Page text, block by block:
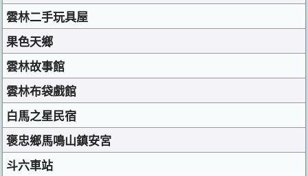
雲林二手玩具屋
果色天鄉
雲林故事館
雲林布袋戲館
白馬之星民宿
褒忠鄉馬鳴山鎮安宮
斗六車站